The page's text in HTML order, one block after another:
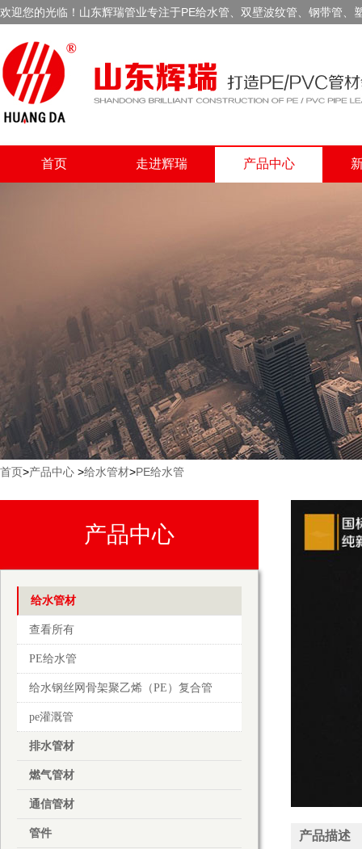
欢迎您的光临！山东辉瑞管业专注于PE给水管、双壁波纹管、钢带管
首页 走进辉瑞 产品中心
首页>产品中心 >给水管材>PE给水管
产品中心
给水管材
查看所有
PE给水管
给水钢丝网骨架聚乙烯（PE）复合管
pe灌溉管
排水管材
燃气管材
通信管材
管件 产品描述